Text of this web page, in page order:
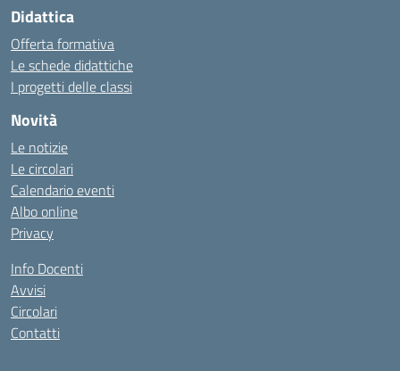
Didattica
Offerta formativa
Le schede didattiche
I progetti delle classi
Novità
Le notizie
Le circolari
Calendario eventi
Albo online
Privacy
Info Docenti
Avvisi
Circolari
Contatti